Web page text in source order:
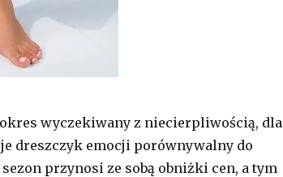
wyczekiwany z niecierpliwością, dla
dreszczyk emocji porównywalny do
przynosi ze sobą obniżki cen, a tym